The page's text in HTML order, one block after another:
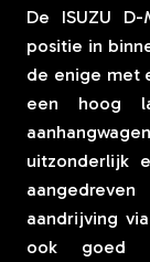
De ISUZU
positie in
de enige met
een hoog
uitzonderlijk
aandrijving
ook goed